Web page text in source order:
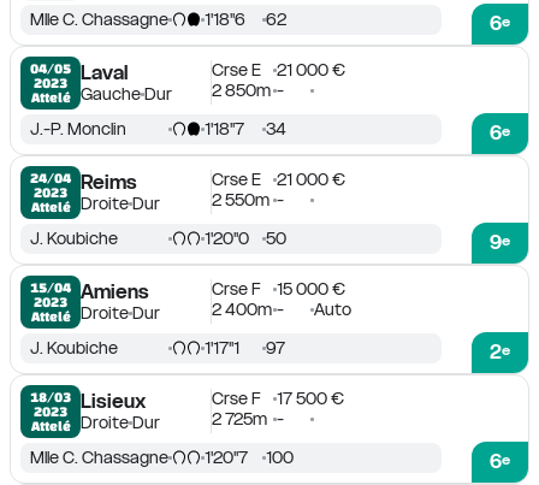
6e
Mlle C. Chassagne 1'18''6 62
04/05
2023
Attelé
Laval
GaucheDur
Crse E
21 000 €
2 850m -
6e
J.-P. Monclin 1'18''7 34
24/04
2023
Attelé
Reims
DroiteDur
Crse E
21 000 €
2 550m -
9e
J. Koubiche 1'20''0 50
15/04
2023
Attelé
Amiens
DroiteDur
Crse F
15 000 €
2 400m - Auto
2e
J. Koubiche 1'17''1 97
18/03
2023
Attelé
Lisieux
DroiteDur
Crse F
17 500 €
2 725m -
6e
Mlle C. Chassagne 1'20''7 100